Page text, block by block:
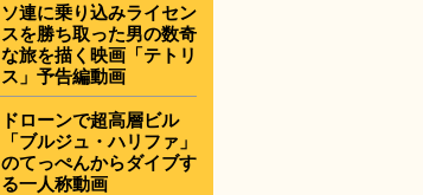
ソ連に乗り込みライセン
スを勝ち取った男の数奇
な旅を描く映画「テトリ
ス」予告編動画
ドローンで超高層ビル
「ブルジュ・ハリファ」
のてっぺんからダイブす
る一人称動画